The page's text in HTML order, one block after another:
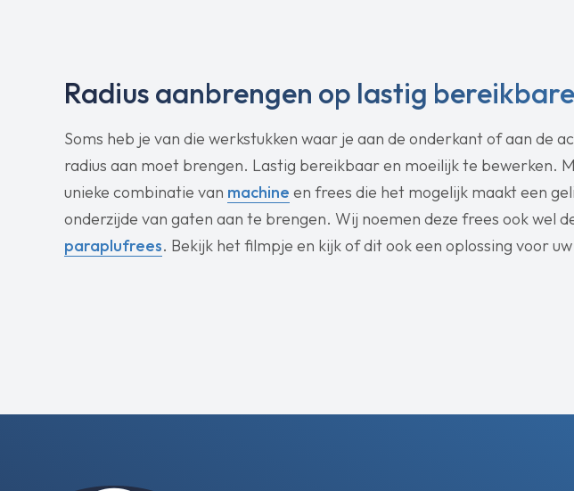
Radius aanbrengen op lastig
Soms heb je van die werkstukken waar je aan de onderkant of aan de
radius aan moet brengen. Lastig bereikbaar en moeilijk te bewerken.
unieke combinatie van machine en frees die het mogelijk maakt een
onderzijde van gaten aan te brengen. Wij noemen deze frees ook wel
paraplufrees. Bekijk het filmpje en kijk of dit ook een oplossing voor